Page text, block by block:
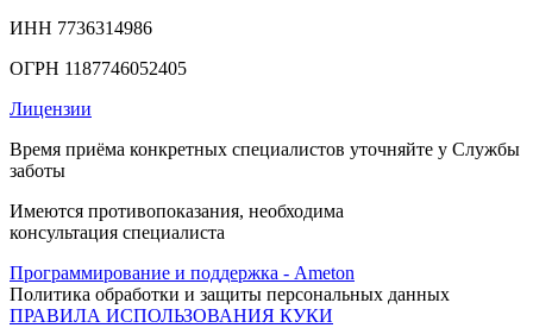
ИНН 7736314986
ОГРН 1187746052405
Лицензии
Время приёма конкретных специалистов уточняйте у Службы
заботы
Имеются противопоказания, необходима
консультация специалиста
Программирование и поддержка - Ameton
Политика обработки и защиты персональных данных
ПРАВИЛА ИСПОЛЬЗОВАНИЯ КУКИ